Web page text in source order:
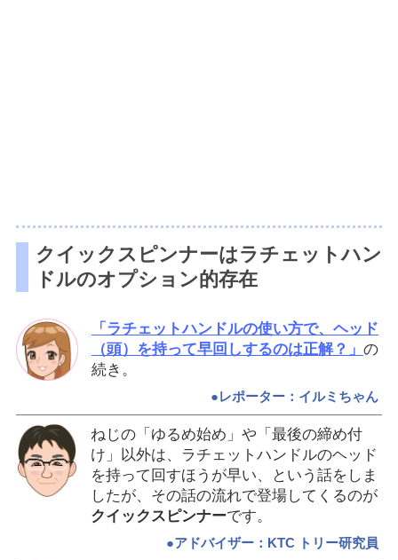
クイックスピンナーはラチェットハン
ドルのオプション的存在
「ラチェットハンドルの使い方で、ヘッド
（頭）を持って早回しするのは正解？」 の
続き。
●レポーター：イルミちゃん
ねじの「ゆるめ始め」や「最後の締め付
け」以外は、ラチェットハンドルのヘッド
を持って回すほうが早い、という話をしま
したが、その話の流れで登場してくるのが
クイックスピンナーです。
●アドバイザー：KTC トリー研究員